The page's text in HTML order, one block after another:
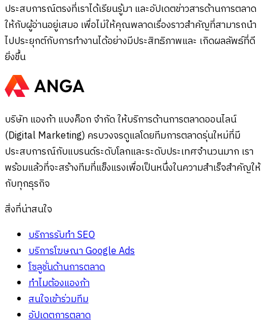
ประสบการณ์ตรงที่เราได้เรียนรู้มา และอัปเดตข่าวสารด้านการตลาด
ให้กับผู้อ่านอยู่เสมอ เพื่อไม่ให้คุณพลาดเรื่องราวสำคัญที่สามารถนำ
ไปประยุกต์กับการทำงานได้อย่างมีประสิทธิภาพและ เกิดผลลัพธ์ที่ดี
ยิ่งขึ้น
บริษัท แองก้า แบงค็อก จำกัด ให้บริการด้านการตลาดออนไลน์
(Digital Marketing) ครบวงจรดูแลโดยทีมการตลาดรุ่นใหม่ที่มี
ประสบการณ์กับแบรนด์ระดับโลกและระดับประเทศจำนวนมาก เรา
พร้อมแล้วที่จะสร้างทีมที่แข็งแรงเพื่อเป็นหนึ่งในความสำเร็จสำคัญให้
กับทุกธุรกิจ
สิ่งที่น่าสนใจ
บริการรับทำ SEO
บริการโฆษณา Google Ads
โซลูชั่นด้านการตลาด
ทำไมต้องแองก้า
สนใจเข้าร่วมทีม
อัปเดตการตลาด